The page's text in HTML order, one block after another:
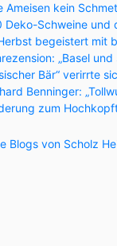
Ameisen kein
Deko-Schweine und
begeistert mit
„Basel und
Bär“ verirrte
Benninger:
zum
Blogs von Scholz